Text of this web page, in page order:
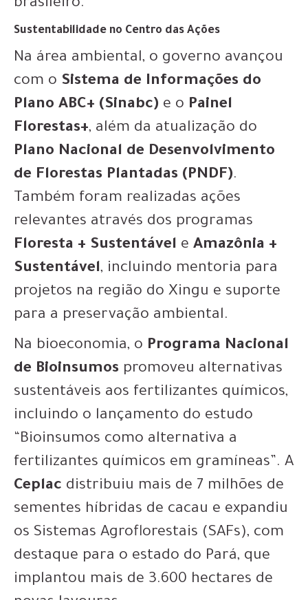
brasileiro.
Sustentabilidade no Centro das Ações
Na área ambiental, o governo avançou
com o Sistema de Informações do
Plano ABC+ (Sinabc) e o Painel
Florestas+, além da atualização do
Plano Nacional de Desenvolvimento
de Florestas Plantadas (PNDF).
Também foram realizadas ações
relevantes através dos programas
Floresta + Sustentável e Amazônia +
Sustentável, incluindo mentoria para
projetos na região do Xingu e suporte
para a preservação ambiental.
Na bioeconomia, o Programa Nacional
de Bioinsumos promoveu alternativas
sustentáveis aos fertilizantes químicos,
incluindo o lançamento do estudo
“Bioinsumos como alternativa a
fertilizantes químicos em gramíneas”. A
Ceplac distribuiu mais de 7 milhões de
sementes híbridas de cacau e expandiu
os Sistemas Agroflorestais (SAFs), com
destaque para o estado do Pará, que
implantou mais de 3.600 hectares de